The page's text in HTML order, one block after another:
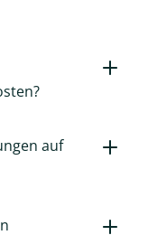
auf